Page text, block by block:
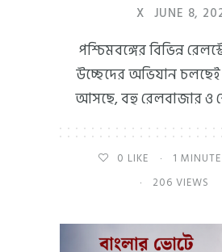
X JUNE 8,
পশ্চিমবঙ্গের বিভিন্ন
উচ্ছেদের অভিযান
আসছে, বহু রেলবাজার ও
0 LIKE
1
206 VIEWS